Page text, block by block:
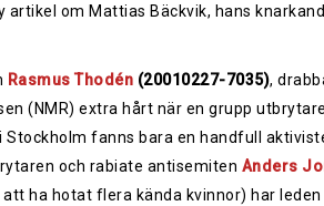
artikel om Mattias Bäckvik, hans
Rasmus Thodén (20010227-7035),
(NMR) extra hårt när en grupp
Stockholm fanns bara en handfull
och rabiate antisemiten Anders
ha hotat flera kända kvinnor) har